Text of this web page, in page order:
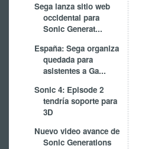
Sega lanza sitio web
occidental para
Sonic Generat...
España: Sega organiza
quedada para
asistentes a Ga...
Sonic 4: Episode 2
tendría soporte para
3D
Nuevo video avance de
Sonic Generations